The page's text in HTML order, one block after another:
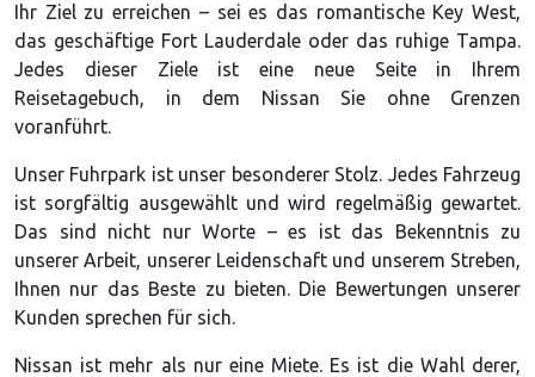
Ihr Ziel zu erreichen – sei es das romantische Key West,
das geschäftige Fort Lauderdale oder das ruhige Tampa.
Jedes dieser Ziele ist eine neue Seite in Ihrem
Reisetagebuch, in dem Nissan Sie ohne Grenzen
voranführt.
Unser Fuhrpark ist unser besonderer Stolz. Jedes Fahrzeug
ist sorgfältig ausgewählt und wird regelmäßig gewartet.
Das sind nicht nur Worte – es ist das Bekenntnis zu
unserer Arbeit, unserer Leidenschaft und unserem Streben,
Ihnen nur das Beste zu bieten. Die Bewertungen unserer
Kunden sprechen für sich.
Nissan ist mehr als nur eine Miete. Es ist die Wahl derer,